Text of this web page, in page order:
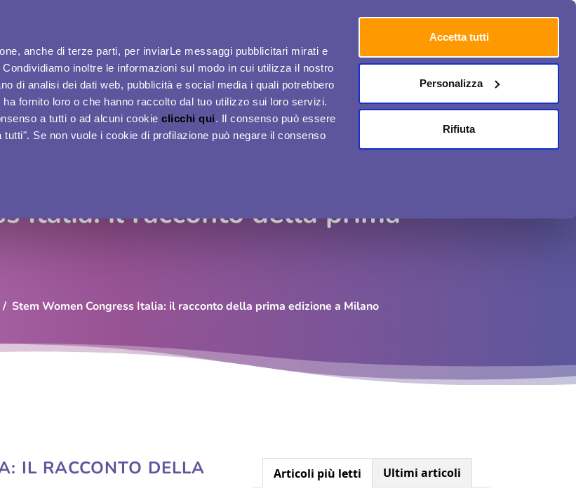
anche di terze parti, per inviarLe messaggi pubblicitari mirati e
inoltre le informazioni sul modo in cui utilizza il nostro
di analisi dei dati web, pubblicità e social media i quali potrebbero
fornito loro o che hanno raccolto dal tuo utilizzo sui loro servizi.
a tutti o ad alcuni cookieclicchi qui. Il consenso può essere
Se non vuole i cookie di profilazione può negare il consenso
Accetta tutti
Personalizza
Rifiuta
Eventi APP Women Plus Per le Aziende Media e Comunicazione Chi ci ha scelto Contatti
Italia: il racconto della prima
Stem Women Congress Italia: il racconto della prima edizione a Milano
IL RACCONTO DELLA
Articoli più letti Ultimi articoli